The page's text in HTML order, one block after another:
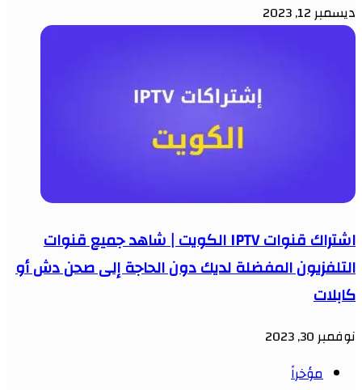
ديسمبر 12, 2023
اشتراك قنوات IPTV الكويت | شاهد جميع قنوات
التلفزيون المفضلة لديك دون الحاجة إلى صحن دش أو
كابلات
نوفمبر 30, 2023
مؤخراً